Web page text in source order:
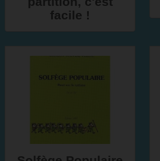
facile !